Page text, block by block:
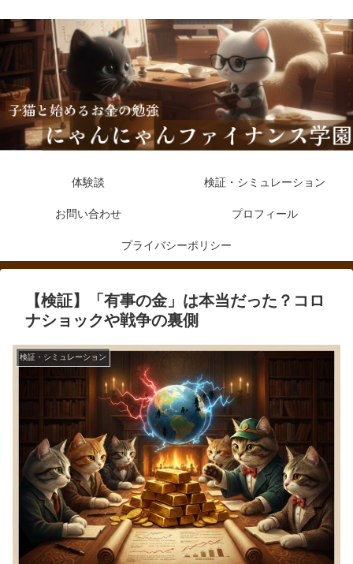
体験談 検証・シミュレーション
お問い合わせ プロフィール
プライバシーポリシー
【検証】「有事の金」は本当だった？コロ
ナショックや戦争の裏側
検証・シミュレーション